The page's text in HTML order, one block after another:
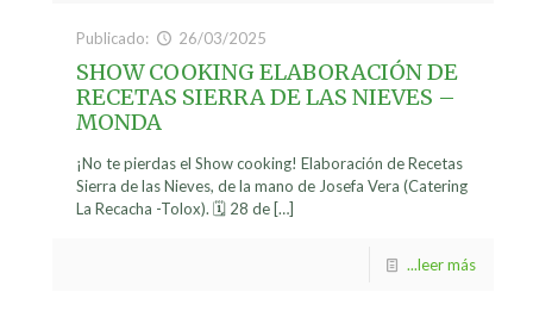
Publicado: 26/03/2025
SHOW COOKING ELABORACIÓN DE
RECETAS SIERRA DE LAS NIEVES –
MONDA
¡No te pierdas el Show cooking! Elaboración de Recetas
Sierra de las Nieves, de la mano de Josefa Vera (Catering
La Recacha -Tolox). 🗓️ 28 de […]
...leer más